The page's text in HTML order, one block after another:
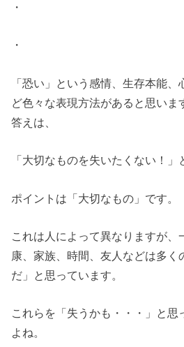
・
・
「恐い」という感情、生存本能
ど色々な表現方法があると思いま
答えは、
「大切なものを失いたくない！」
ポイントは「大切なもの」です。
これは人によって異なりますが、
康、家族、時間、友人などは多く
だ」と思っています。
これらを「失うかも・・・」と思
よね。